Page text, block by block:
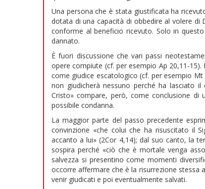
Una persona che è stata giustificata ha
dotata di una capacità di obbedire al volere di
conforme al beneficio ricevuto. Solo in
dannato.
È fuori discussione che vari passi
opere compiute (cf. per esempio Ap 20,11-
come giudice escatologico (cf. per esempio
non giudicherà nessuno perché ha lasciato
Cristo» compare, però, come conclusione
possibile condanna.
La maggior parte del passo precedente
convinzione «che colui che ha risuscitato il
accanto a lui» (2Cor 4,14); dal suo canto, la
sospira perché «ciò che è mortale venga
salvezza si presentino come momenti
occorre affermare che è la risurrezione stessa
venir giudicati e poi eventualmente salvati.